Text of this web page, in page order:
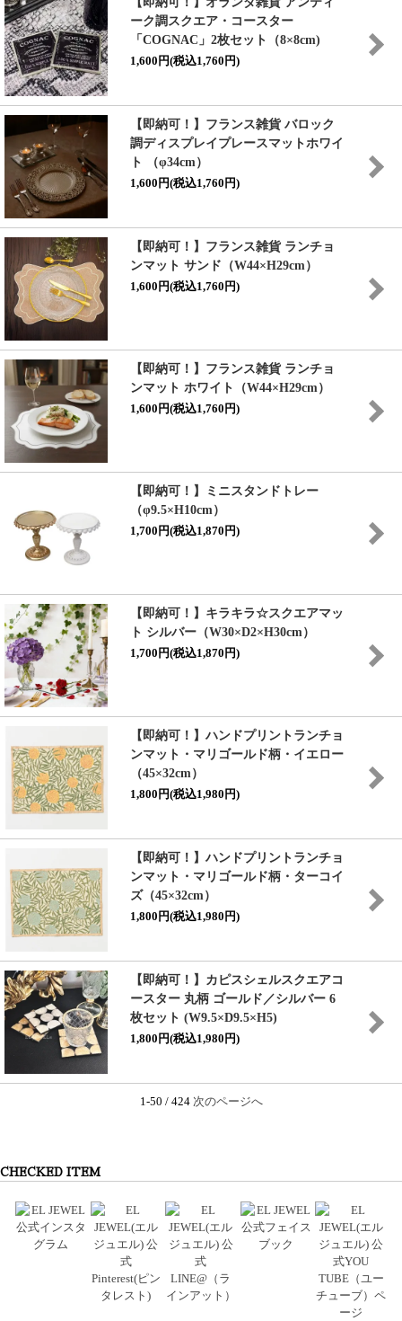
ーク調スクエア・コースター
「COGNAC」2枚セット（8×8cm)
1,600円(税込1,760円)
【即納可！】フランス雑貨 バロック
調ディスプレイプレースマットホワイ
ト （φ34cm）
1,600円(税込1,760円)
【即納可！】フランス雑貨 ランチョ
ンマット サンド（W44×H29cm）
1,600円(税込1,760円)
【即納可！】フランス雑貨 ランチョ
ンマット ホワイト（W44×H29cm）
1,600円(税込1,760円)
【即納可！】ミニスタンドトレー
（φ9.5×H10cm）
1,700円(税込1,870円)
【即納可！】キラキラ☆スクエアマッ
ト シルバー（W30×D2×H30cm）
1,700円(税込1,870円)
【即納可！】ハンドプリントランチョ
ンマット・マリゴールド柄・イエロー
（45×32cm）
1,800円(税込1,980円)
【即納可！】ハンドプリントランチョ
ンマット・マリゴールド柄・ターコイ
ズ（45×32cm）
1,800円(税込1,980円)
【即納可！】カピスシェルスクエアコ
ースター 丸柄 ゴールド／シルバー 6
枚セット (W9.5×D9.5×H5)
1,800円(税込1,980円)
1-50 / 424 次のページへ
CHECKED ITEM